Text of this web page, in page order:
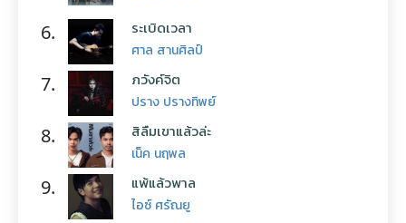
6. ระเบิดเวลา
ศาล สานศิลป์
7. ภวังค์จิต
ปราง ปรางทิพย์
8. สิลืมเขาแล้วล่ะ
เน็ค นฤพล
9. แพ้แล้วพาล
ไอซ์ ศรัณยู